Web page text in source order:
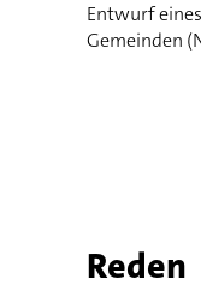
Entwurf
Gemeinden
Reden